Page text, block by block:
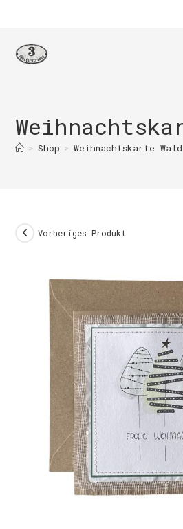
springen
> Shop > Weihnachtskarte Wald
Vorheriges Produkt